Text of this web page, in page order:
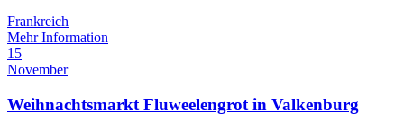
Frankreich
Mehr Information
15
November
Weihnachtsmarkt Fluweelengrot in Valkenburg